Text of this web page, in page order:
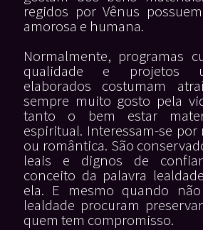
regidos por Vênus
amorosa e humana.
Normalmente, programas
qualidade e projetos
elaborados costumam
sempre muito gosto pela
tanto o bem estar
espiritual. Interessam-se por
ou romântica. São
leais e dignos de
conceito da palavra
ela. E mesmo quando
lealdade procuram
quem tem compromisso.